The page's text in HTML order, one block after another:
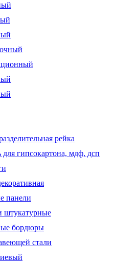
рейка
гипсокартона, мдф, дсп
панели
штукатурные
бордюры
стали